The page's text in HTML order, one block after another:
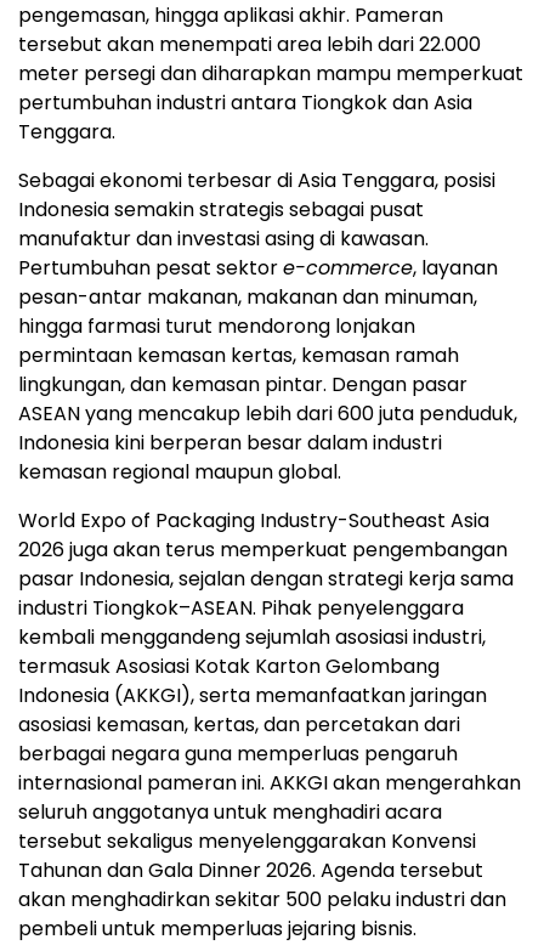
pengemasan, hingga aplikasi akhir. Pameran
tersebut akan menempati area lebih dari 22.000
meter persegi dan diharapkan mampu memperkuat
pertumbuhan industri antara Tiongkok dan Asia
Tenggara.
Sebagai ekonomi terbesar di Asia Tenggara, posisi
Indonesia semakin strategis sebagai pusat
manufaktur dan investasi asing di kawasan.
Pertumbuhan pesat sektore-commerce, layanan
pesan-antar makanan, makanan dan minuman,
hingga farmasi turut mendorong lonjakan
permintaan kemasan kertas, kemasan ramah
lingkungan, dan kemasan pintar. Dengan pasar
ASEAN yang mencakup lebih dari 600 juta penduduk,
Indonesia kini berperan besar dalam industri
kemasan regional maupun global.
World Expo of Packaging Industry-Southeast Asia
2026 juga akan terus memperkuat pengembangan
pasar Indonesia, sejalan dengan strategi kerja sama
industri Tiongkok–ASEAN. Pihak penyelenggara
kembali menggandeng sejumlah asosiasi industri,
termasuk Asosiasi Kotak Karton Gelombang
Indonesia (AKKGI), serta memanfaatkan jaringan
asosiasi kemasan, kertas, dan percetakan dari
berbagai negara guna memperluas pengaruh
internasional pameran ini. AKKGI akan mengerahkan
seluruh anggotanya untuk menghadiri acara
tersebut sekaligus menyelenggarakan Konvensi
Tahunan dan Gala Dinner 2026. Agenda tersebut
akan menghadirkan sekitar 500 pelaku industri dan
pembeli untuk memperluas jejaring bisnis.